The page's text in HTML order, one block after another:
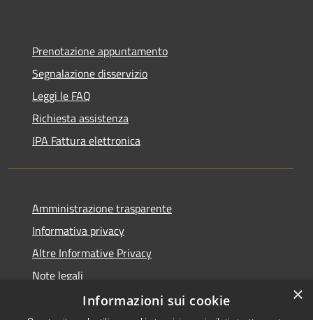
Prenotazione appuntamento
Segnalazione disservizio
Leggi le FAQ
Richiesta assistenza
IPA Fattura elettronica
Amministrazione trasparente
Informativa privacy
Altre Informative Privacy
Note legali
Dichiarazione di accessibilità
×
Informazioni sui cookie